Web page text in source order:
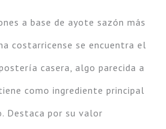
a base de ayote sazón más
costarricense se encuentra el
casera, algo parecida a
como ingrediente principal
por su valor